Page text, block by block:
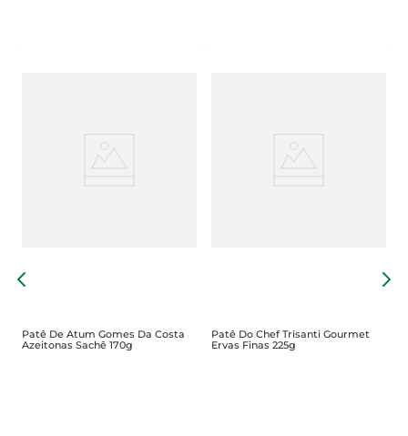
Patê De Atum Gomes Da Costa
Azeitonas Sachê 170g
Patê Do Chef Trisanti Gourmet
Ervas Finas 225g